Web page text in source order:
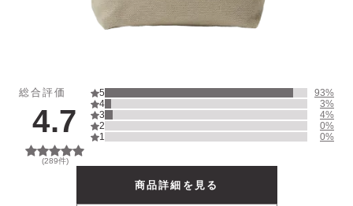
その他
Other
総合評価
4.7
(289件)
5 93%
4
3%
3
4%
2
0%
1
0%
商品詳細を見る